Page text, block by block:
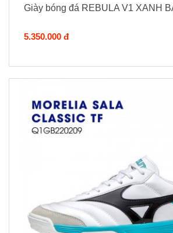
Giày bóng đá REBULA V1 XANH
5.350.000 đ